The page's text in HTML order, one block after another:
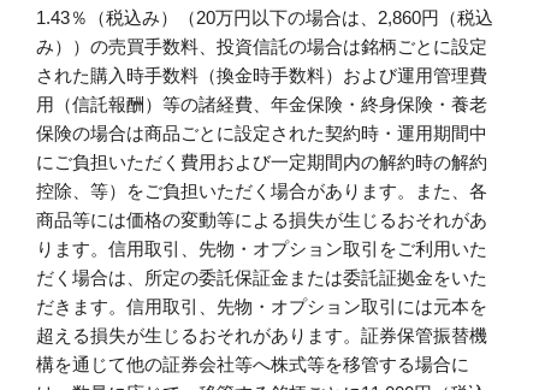
1.43％（税込み）（20万円以下の場合は、2,860円（税込
み））の売買手数料、投資信託の場合は銘柄ごとに設定
された購入時手数料（換金時手数料）および運用管理費
用（信託報酬）等の諸経費、年金保険・終身保険・養老
保険の場合は商品ごとに設定された契約時・運用期間中
にご負担いただく費用および一定期間内の解約時の解約
控除、等）をご負担いただく場合があります。また、各
商品等には価格の変動等による損失が生じるおそれがあ
ります。信用取引、先物・オプション取引をご利用いた
だく場合は、所定の委託保証金または委託証拠金をいた
だきます。信用取引、先物・オプション取引には元本を
超える損失が生じるおそれがあります。証券保管振替機
構を通じて他の証券会社等へ株式等を移管する場合に